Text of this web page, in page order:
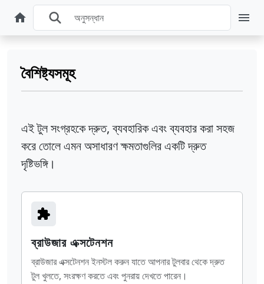
বৈশিষ্ট্যসমূহ
এই টুল সংগ্রহকে দ্রুত, ব্যবহারিক এবং ব্যবহার করা সহজ
করে তোলে এমন অসাধারণ ক্ষমতাগুলির একটি দ্রুত
দৃষ্টিভঙ্গি।
ব্রাউজার এক্সটেনশন
ব্রাউজার এক্সটেনশন ইনস্টল করুন যাতে আপনার টুলবার থেকে দ্রুত
টুল খুলতে, সংরক্ষণ করতে এবং পুনরায় দেখতে পারেন।